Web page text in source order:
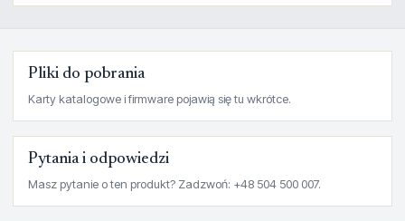
Pliki do pobrania
Karty katalogowe i firmware pojawią się tu wkrótce.
Pytania i odpowiedzi
Masz pytanie o ten produkt? Zadzwoń: +48 504 500 007.